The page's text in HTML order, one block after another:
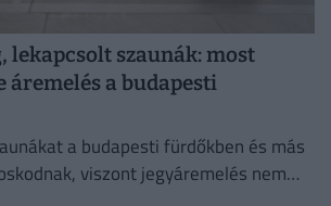
lekapcsolt szaunák: most
áremelés a budapesti
a budapesti fürdőkben és más
viszont jegyáremelés nem